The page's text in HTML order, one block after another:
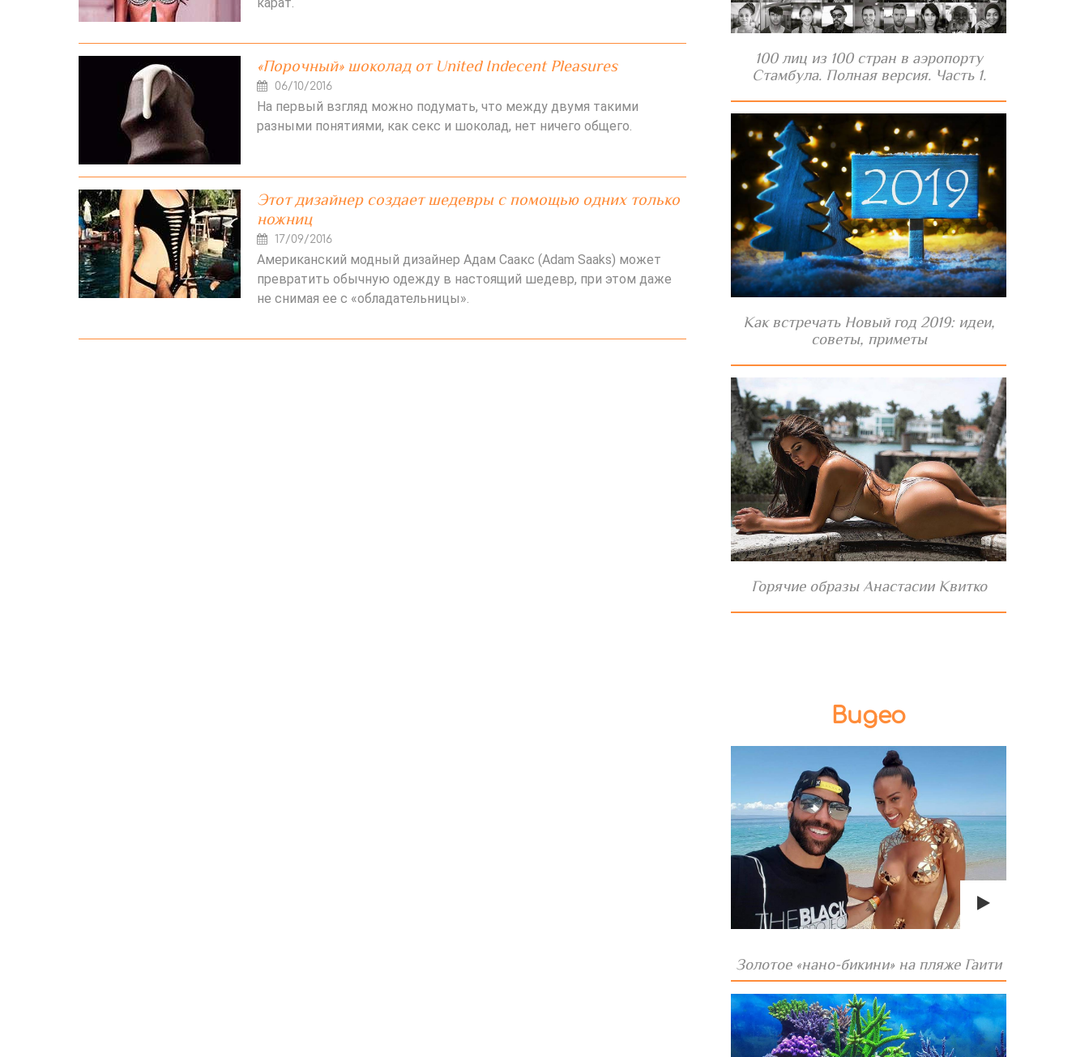
«Порочный» шоколад от United Indecent Pleasures
06/10/2016
На первый взгляд можно подумать, что между двумя такими
разными понятиями, как секс и шоколад, нет ничего общего.
Этот дизайнер создает шедевры с помощью одних только
ножниц
17/09/2016
Американский модный дизайнер Адам Саакс (Adam Saaks) может
превратить обычную одежду в настоящий шедевр, при этом даже
не снимая ее с «обладательницы».
100 лиц из 100 стран в аэропорту
Стамбула. Полная версия. Часть 1.
Как встречать Новый год 2019: идеи,
советы, приметы
Горячие образы Анастасии Квитко
Видео
Золотое «нано-бикини» на пляже Гаити